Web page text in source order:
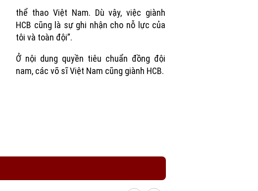
thể thao Việt Nam. Dù vậy, việc giành
HCB cũng là sự ghi nhận cho nỗ lực của
tôi và toàn đội”.
Ở nội dung quyền tiêu chuẩn đồng đội
nam, các võ sĩ Việt Nam cũng giành HCB.